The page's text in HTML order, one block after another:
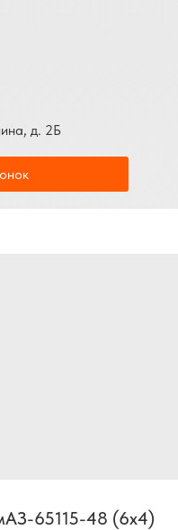
д. 2Б
65115-48 (6х4)